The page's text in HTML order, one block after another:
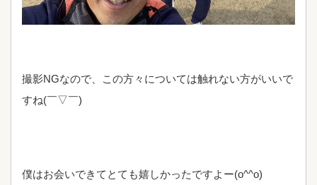
撮影NGなので、この方々については触れない方がいいで
すね(￣▽￣)
僕はお会いできてとても嬉しかったですよー(o^^o)